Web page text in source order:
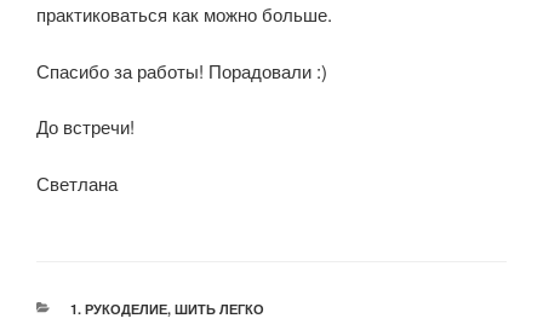
практиковаться как можно больше.
Спасибо за работы! Порадовали :)
До встречи!
Светлана
РУБРИКИ
1. РУКОДЕЛИЕ, ШИТЬ ЛЕГКО